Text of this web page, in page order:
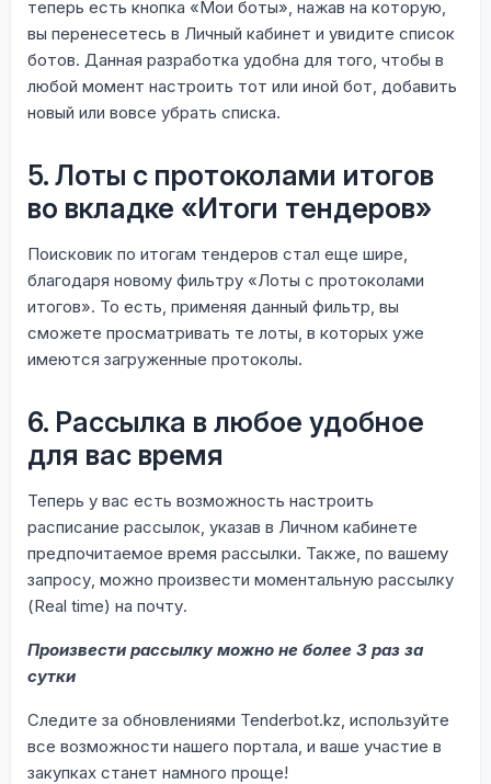
теперь есть кнопка «Мои боты», нажав на которую,
вы перенесетесь в Личный кабинет и увидите список
ботов. Данная разработка удобна для того, чтобы в
любой момент настроить тот или иной бот, добавить
новый или вовсе убрать списка.
5. Лоты с протоколами итогов
во вкладке «Итоги тендеров»
Поисковик по итогам тендеров стал еще шире,
благодаря новому фильтру «Лоты с протоколами
итогов». То есть, применяя данный фильтр, вы
сможете просматривать те лоты, в которых уже
имеются загруженные протоколы.
6. Рассылка в любое удобное
для вас время
Теперь у вас есть возможность настроить
расписание рассылок, указав в Личном кабинете
предпочитаемое время рассылки. Также, по вашему
запросу, можно произвести моментальную рассылку
(Real time) на почту.
Произвести рассылку можно не более 3 раз за
сутки
Следите за обновлениями Tenderbot.kz, используйте
все возможности нашего портала, и ваше участие в
закупках станет намного проще!